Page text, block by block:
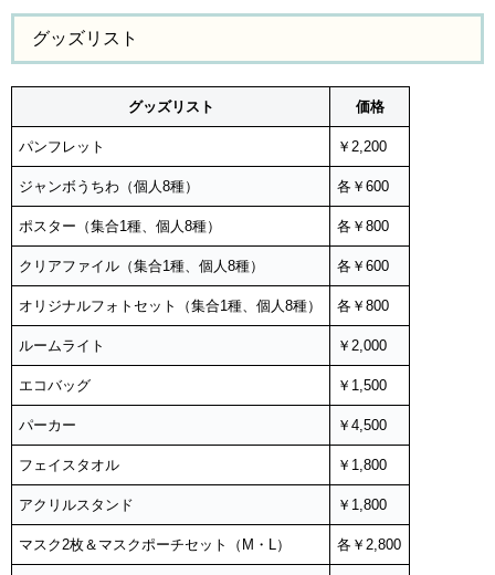
グッズリスト
グッズリスト 価格
パンフレット ￥2,200
ジャンボうちわ（個人8種） 各￥600
ポスター（集合1種、個人8種） 各￥800
クリアファイル（集合1種、個人8種） 各￥600
オリジナルフォトセット（集合1種、個人8種） 各￥800
ルームライト ￥2,000
エコバッグ ￥1,500
パーカー ￥4,500
フェイスタオル ￥1,800
アクリルスタンド ￥1,800
マスク2枚＆マスクポーチセット（M・L） 各￥2,800